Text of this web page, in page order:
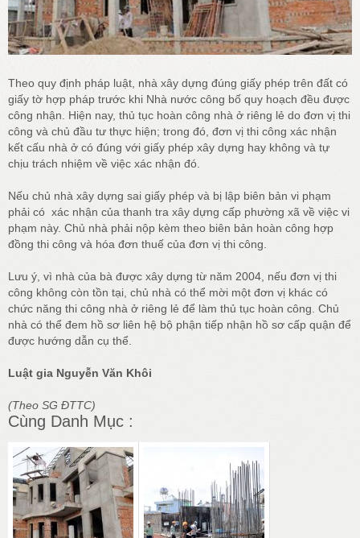
Theo quy định pháp luật, nhà xây dựng đúng giấy phép trên đất có
giấy tờ hợp pháp trước khi Nhà nước công bố quy hoạch đều được
công nhận. Hiện nay, thủ tục hoàn công nhà ở riêng lẻ do đơn vị thi
công và chủ đầu tư thực hiện; trong đó, đơn vị thi công xác nhận
kết cấu nhà ở có đúng với giấy phép xây dựng hay không và tự
chịu trách nhiệm về việc xác nhận đó.
Nếu chủ nhà xây dựng sai giấy phép và bị lập biên bản vi phạm
phải có xác nhận của thanh tra xây dựng cấp phường xã về việc vi
phạm này. Chủ nhà phải nộp kèm theo biên bản hoàn công hợp
đồng thi công và hóa đơn thuế của đơn vị thi công.
Lưu ý, vì nhà của bà được xây dựng từ năm 2004, nếu đơn vị thi
công không còn tồn tại, chủ nhà có thể mời một đơn vị khác có
chức năng thi công nhà ở riêng lẻ để làm thủ tục hoàn công. Chủ
nhà có thể đem hồ sơ liên hệ bộ phận tiếp nhận hồ sơ cấp quận để
được hướng dẫn cụ thể.
Luật gia Nguyễn Văn Khôi
(Theo SG ĐTTC)
Cùng Danh Mục :